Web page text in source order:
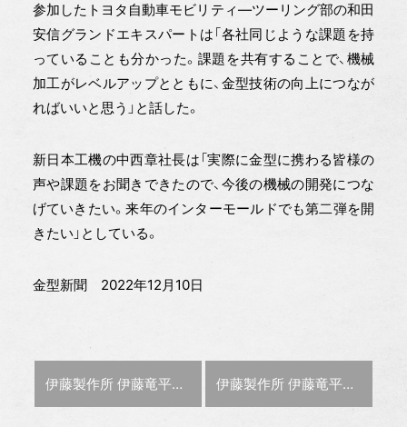
参加したトヨタ自動車モビリティ—ツーリング部の和田
安信グランドエキスパートは「各社同じような課題を持
っていることも分かった。課題を共有することで、機械
加工がレベルアップとともに、金型技術の向上につなが
ればいいと思う」と話した。
新日本工機の中西章社長は「実際に金型に携わる皆様の
声や課題をお聞きできたので、今後の機械の開発につな
げていきたい。来年のインターモールドでも第二弾を開
きたい」としている。
金型新聞 2022年12月10日
前の記事 :
伊藤製作所 伊藤竜平氏が社長に就任 次の記事 :
伊藤製作所 伊藤竜平氏が社長に就任